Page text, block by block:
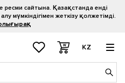
ресми сайтына. Қазақстанда енді
мүмкіндігімен жеткізу қолжетімді.
KZ